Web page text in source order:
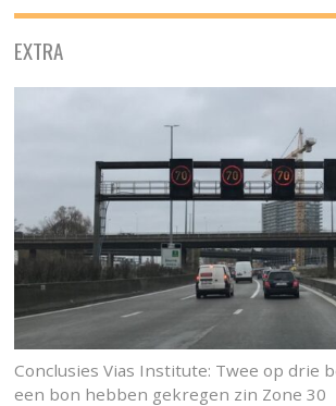
EXTRA
Conclusies Vias Institute: Twee op drie
een bon hebben gekregen zin Zone 30